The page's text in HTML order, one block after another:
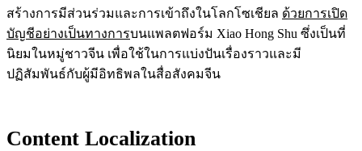
สร้างการมีส่วนร่วมและการเข้าถึงในโลกโซเชียล ด้วยการเปิด
บัญชีอย่างเป็นทางการบนแพลตฟอร์ม Xiao Hong Shu ซึ่งเป็นที่
นิยมในหมู่ชาวจีน เพื่อใช้ในการแบ่งปันเรื่องราวและมี
ปฏิสัมพันธ์กับผู้มีอิทธิพลในสื่อสังคมจีน
Content Localization